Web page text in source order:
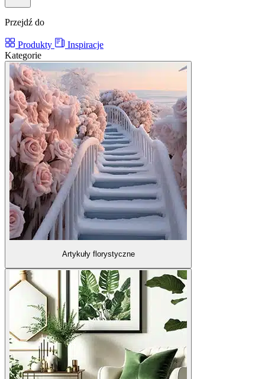
Przejdź do
Produkty
Inspiracje
Kategorie
Artykuły florystyczne